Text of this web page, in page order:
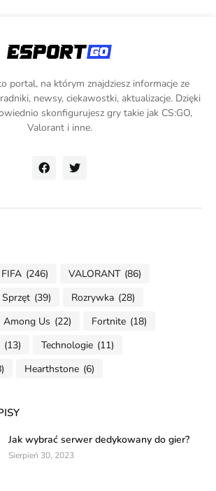
portal, na którym znajdziesz informacje ze
newsy, ciekawostki, aktualizacje. Dzięki
skonfigurujesz gry takie jak CS:GO,
Valorant i inne.
FIFA (246) VALORANT (86)
Sprzęt (39) Rozrywka (28)
Among Us (22) Fortnite (18)
(13) Technologie (11)
Hearthstone (6)
Jak wybrać serwer dedykowany do gier?
Sierpień 30, 2023